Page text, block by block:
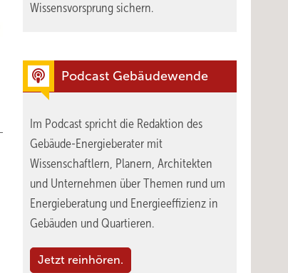
Wissensvorsprung sichern.
Podcast Gebäudewende
Im Podcast spricht die Redaktion des
Gebäude-Energieberater mit
Wissenschaftlern, Planern, Architekten
und Unternehmen über Themen rund um
Energieberatung und Energieeffizienz in
Gebäuden und Quartieren.
Jetzt reinhören.